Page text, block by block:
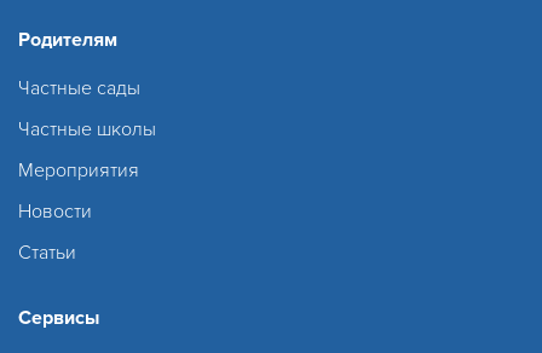
Родителям
Частные сады
Частные школы
Мероприятия
Новости
Статьи
Сервисы